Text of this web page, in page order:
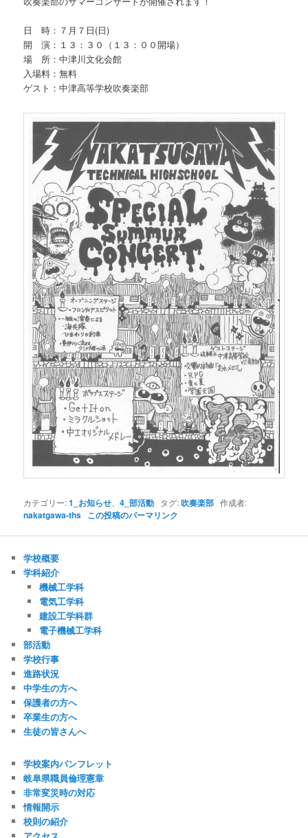
ツ
へ
移
動
日 時：７月７日(日)
開 演：１３：３０（１３：００開場）
場 所：中津川文化会館
入場料：無料
ゲスト：中津高等学校吹奏楽部
カテゴリー:1_お知らせ 、4_部活動 タグ:吹奏楽部 作成者:
nakatgawa-ths この投稿のパーマリンク
学校概要
学科紹介
機械工学科
電気工学科
建設工学科群
電子機械工学科
部活動
学校行事
進路状況
中学生の方へ
保護者の方へ
卒業生の方へ
生徒の皆さんへ
学校案内パンフレット
岐阜県職員倫理憲章
非常変災時の対応
情報開示
校則の紹介